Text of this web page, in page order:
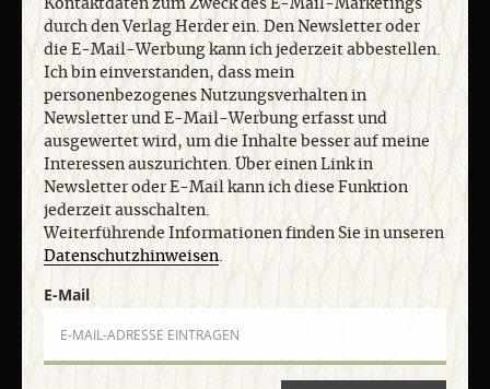
AKTUELLE HEFTE
32/2026
:
9. August
31/2026
2. August
30/2026
Kontaktdaten zum Zweck des E-Mail-Marketings
durch den Verlag Herder ein. Den Newsletter oder
die E-Mail-Werbung kann ich jederzeit abbestellen.
Ich bin einverstanden, dass mein
personenbezogenes Nutzungsverhalten in
Newsletter und E-Mail-Werbung erfasst und
ausgewertet wird, um die Inhalte besser auf meine
Interessen auszurichten. Über einen Link in
Newsletter oder E-Mail kann ich diese Funktion
jederzeit ausschalten.
Weiterführende Informationen finden Sie in unseren
Datenschutzhinweisen.
E-Mail